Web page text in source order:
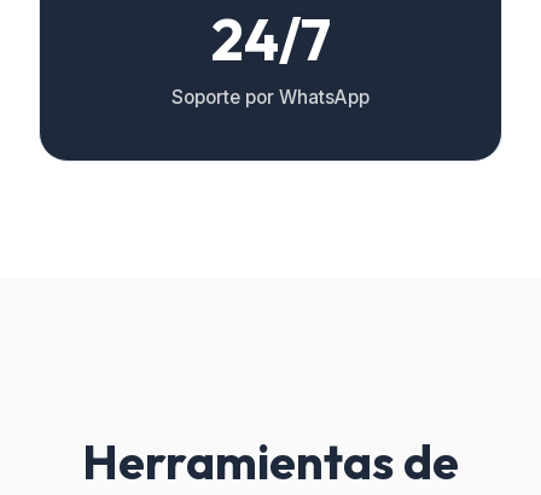
24/7
Soporte por WhatsApp
Herramientas de